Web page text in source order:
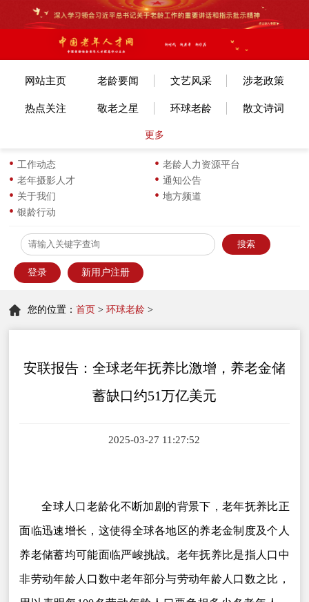
网站主页 老龄要闻 文艺风采 涉老政策
热点关注 敬老之星 环球老龄 散文诗词
各地动态 小说传记
生活新知 服饰服装
为老服务
更多
工作动态
老龄人力资源平台
老年摄影人才
通知公告
关于我们
地方频道
银龄行动
登录 新用户注册
您的位置：首页 >环球老龄 >
安联报告：全球老年抚养比激增，养老金储
蓄缺口约51万亿美元
2025-03-27 11:27:52
全球人口老龄化不断加剧的背景下，老年抚养比正
面临迅速增长，这使得全球各地区的养老金制度及个人
养老储蓄均可能面临严峻挑战。老年抚养比是指人口中
非劳动年龄人口数中老年部分与劳动年龄人口数之比，